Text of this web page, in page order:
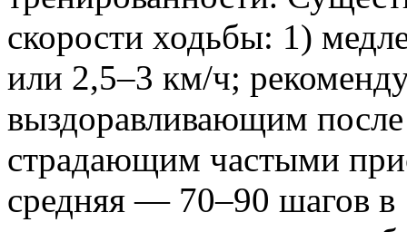
скорости ходьбы: 1)
или 2,5–3 км/ч;
выздоравливающим
страдающим частыми
средняя — 70–90 шагов